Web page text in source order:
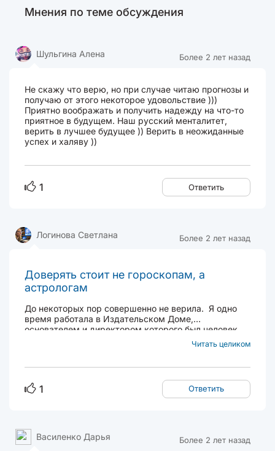
Мнения по теме обсуждения
Более 2 лет назад
Шульгина Алена
Не скажу что верю, но при случае читаю прогнозы и
получаю от этого некоторое удовольствие )))
Приятно воображать и получить надежду на что-то
приятное в будущем. Наш русский менталитет,
верить в лучшее будущее )) Верить в неожиданные
успех и халяву ))
1 Ответить
Более 2 лет назад
Логинова Светлана
Доверять стоит не гороскопам, а
астрологам
До некоторых пор совершенно не верила. Я одно
время работала в Издательском Доме,
основателем и директором которого был человек
амбициозный и яро верящий в свою деловую хватку
техника...
Читать целиком
1 Ответить
Более 2 лет назад
Василенко Дарья